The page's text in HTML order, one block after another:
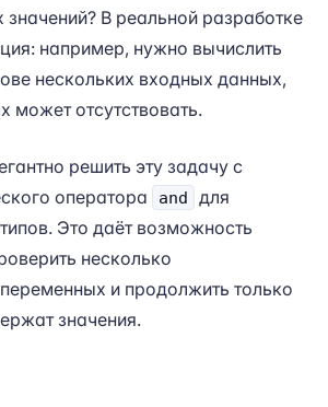
значений? В реальной разработке
например, нужно вычислить
нескольких входных данных,
может отсутствовать.
решить эту задачу с
оператора
and
для
Это даёт возможность
несколько
и продолжить только
значения.